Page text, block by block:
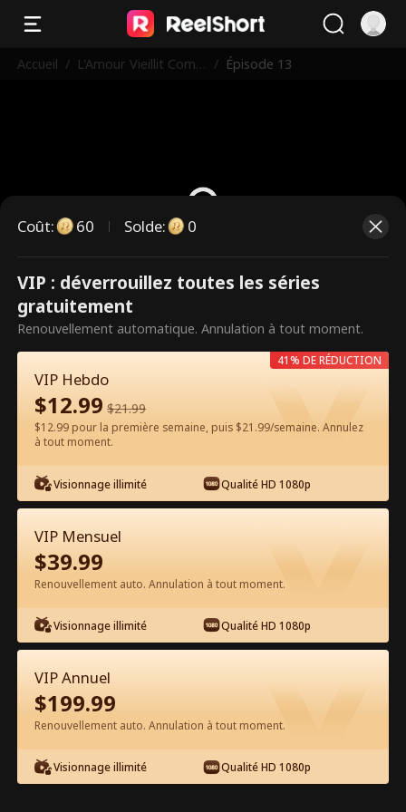
Accueil / L'Amour Vieillit Com
/ Épisode 13
Ce sont des épisodes payants.
Débloquez pour regarder.
Regarder gratuitement sur l'App
Épisode 13 - L'Amour Vieillit Comme
Un Bon Vin Film complet
0-49 50-75 Tous les épisodes
Coût: 60 Solde: 0
VIP : déverrouillez toutes les séries
gratuitement
Renouvellement automatique. Annulation à tout moment.
VIP Hebdo
$12.99 $21.99
$12.99 pour la première semaine, puis $21.99/semaine. Annulez
à tout moment.
Visionnage illimité Qualité HD 1080p
41% DE RÉDUCTION
VIP Mensuel
$39.99
Renouvellement auto. Annulation à tout moment.
Visionnage illimité Qualité HD 1080p
VIP Annuel
$199.99
Renouvellement auto. Annulation à tout moment.
Visionnage illimité Qualité HD 1080p